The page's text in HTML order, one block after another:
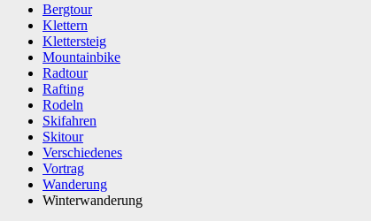
Bergtour
Klettern
Klettersteig
Mountainbike
Radtour
Rafting
Rodeln
Skifahren
Skitour
Verschiedenes
Vortrag
Wanderung
Winterwanderung